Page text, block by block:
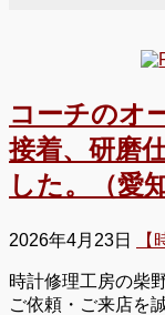
コーチのオ
接着、研磨
した。（愛
2026年4月23日
時計修理工房の柴
ご依頼・ご来店を